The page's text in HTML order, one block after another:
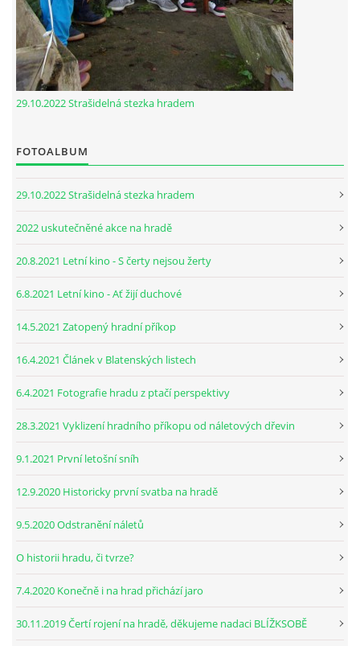
29.10.2022 Strašidelná stezka hradem
FOTOALBUM
29.10.2022 Strašidelná stezka hradem
2022 uskutečněné akce na hradě
20.8.2021 Letní kino - S čerty nejsou žerty
6.8.2021 Letní kino - Ať žijí duchové
14.5.2021 Zatopený hradní příkop
16.4.2021 Článek v Blatenských listech
6.4.2021 Fotografie hradu z ptačí perspektivy
28.3.2021 Vyklizení hradního příkopu od náletových dřevin
9.1.2021 První letošní sníh
12.9.2020 Historicky první svatba na hradě
9.5.2020 Odstranění náletů
O historii hradu, či tvrze?
7.4.2020 Konečně i na hrad přichází jaro
30.11.2019 Čertí rojení na hradě, děkujeme nadaci BLÍŽKSOBĚ